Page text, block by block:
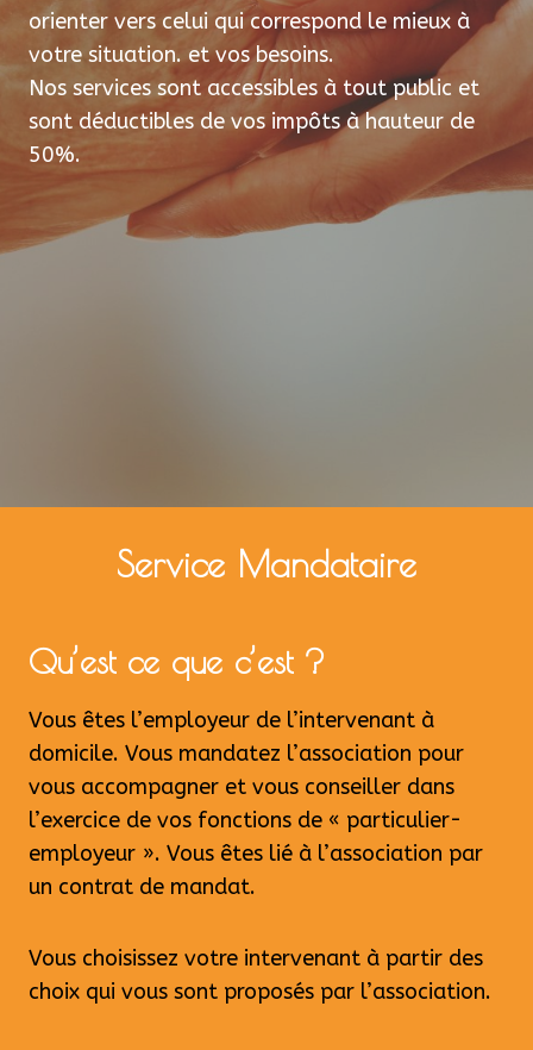
orienter vers celui qui correspond le mieux à
votre situation. et vos besoins.
Nos services sont accessibles à tout public et
sont déductibles de vos impôts à hauteur de
50%.
Service Mandataire
Qu’est ce que c’est ?
Vous êtes l’employeur de l’intervenant à
domicile. Vous mandatez l’association pour
vous accompagner et vous conseiller dans
l’exercice de vos fonctions de « particulier-
employeur ». Vous êtes lié à l’association par
un contrat de mandat.
Vous choisissez votre intervenant à partir des
choix qui vous sont proposés par l’association.